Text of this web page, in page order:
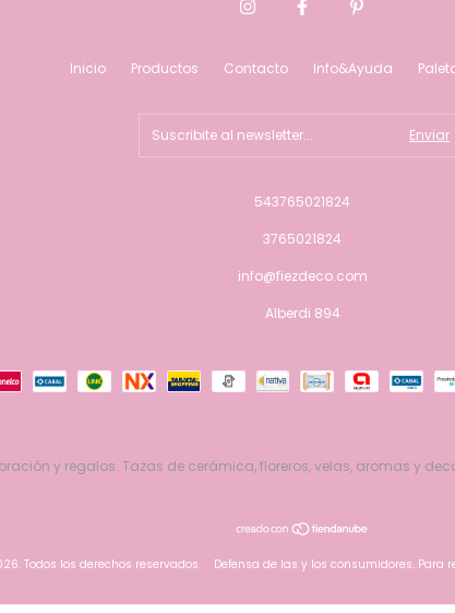
Inicio Productos Contacto Info&Ayuda
543765021824
3765021824
info@fiezdeco.com
Alberdi 894
y regalos. Tazas de cerámica, floreros, velas, aromas y
Todos los derechos reservados. Defensa de las y los consumidores. Para